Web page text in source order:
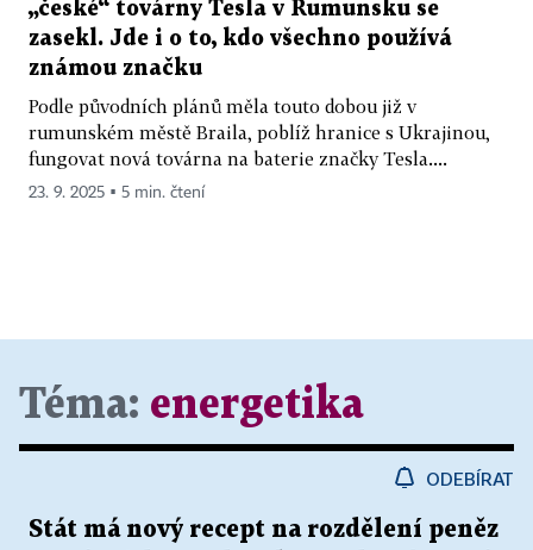
„české“ továrny Tesla v Rumunsku se
zasekl. Jde i o to, kdo všechno používá
známou značku
Podle původních plánů měla touto dobou již v
rumunském městě Braila, poblíž hranice s Ukrajinou,
fungovat nová továrna na baterie značky Tesla....
23. 9. 2025 ▪ 5 min. čtení
Téma: energetika
ODEBÍRAT
Stát má nový recept na rozdělení peněz